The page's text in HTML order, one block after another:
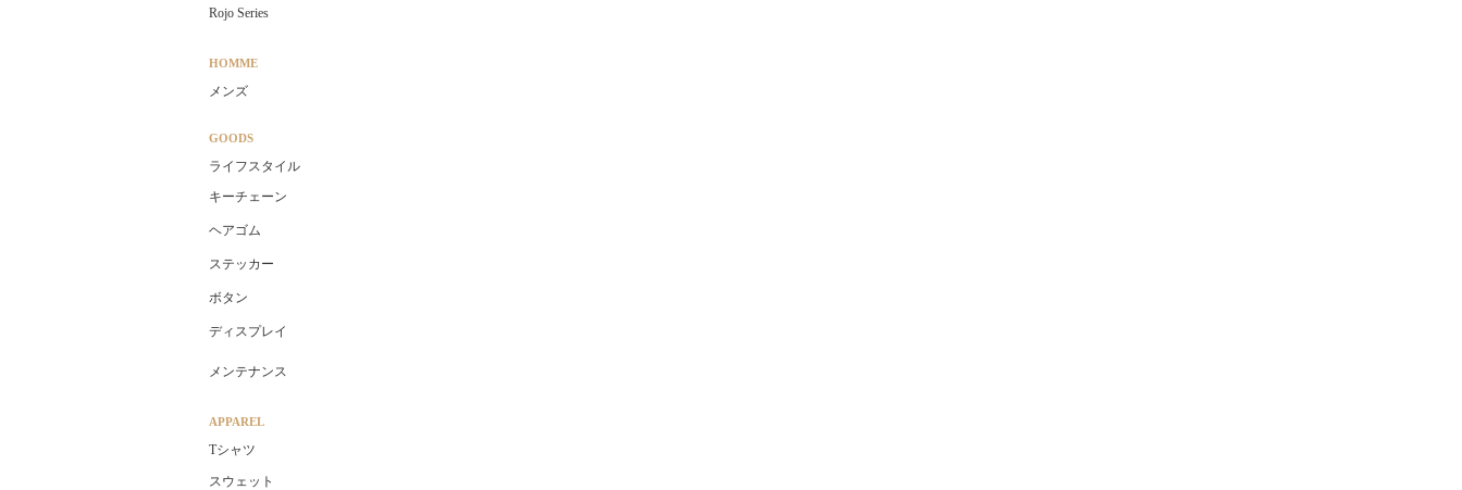
Rojo Series
HOMME
メンズ
GOODS
ライフスタイル
キーチェーン
ヘアゴム
ステッカー
ボタン
ディスプレイ
メンテナンス
APPAREL
Tシャツ
スウェット